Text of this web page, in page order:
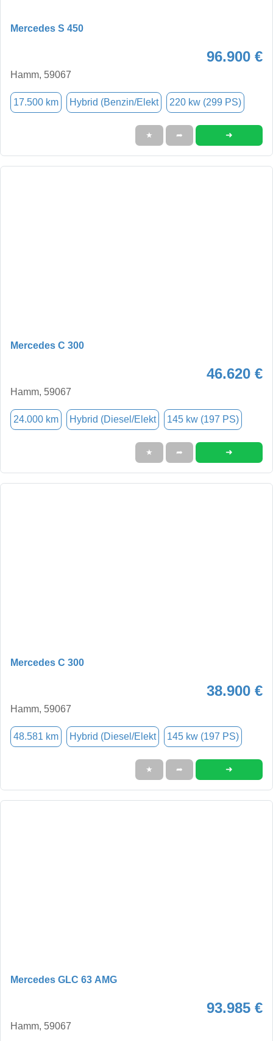
Mercedes S 450
96.900 €
Hamm, 59067
17.500 km Hybrid (Benzin/Elekt 220 kw (299 PS)
★ ➦ ➜
Mercedes C 300
46.620 €
Hamm, 59067
24.000 km Hybrid (Diesel/Elekt 145 kw (197 PS)
★ ➦ ➜
Mercedes C 300
38.900 €
Hamm, 59067
48.581 km Hybrid (Diesel/Elekt 145 kw (197 PS)
★ ➦ ➜
Mercedes GLC 63 AMG
93.985 €
Hamm, 59067